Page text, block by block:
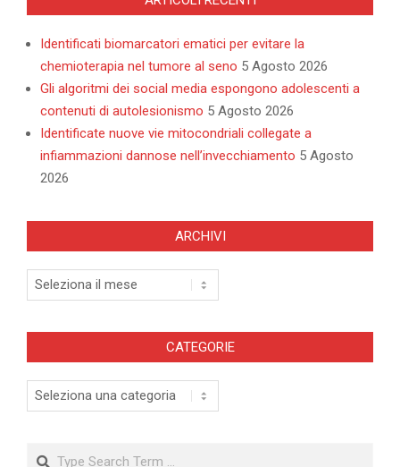
Identificati biomarcatori ematici per evitare la
chemioterapia nel tumore al seno 5 Agosto 2026
Gli algoritmi dei social media espongono adolescenti a
contenuti di autolesionismo 5 Agosto 2026
Identificate nuove vie mitocondriali collegate a
infiammazioni dannose nell’invecchiamento 5 Agosto
2026
ARCHIVI
Archivi
CATEGORIE
Categorie
Search